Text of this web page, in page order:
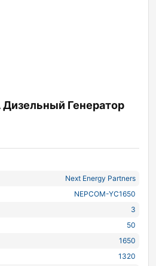
Генератор
Next Energy Partners
NEPCOM-YC1650
3
50
1650
1320